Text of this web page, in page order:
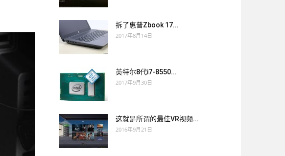
拆了惠普Zbook 17...
2017年8月14日
英特尔8代i7-8550...
2017年9月30日
这就是所谓的最佳VR视频...
2016年9月21日